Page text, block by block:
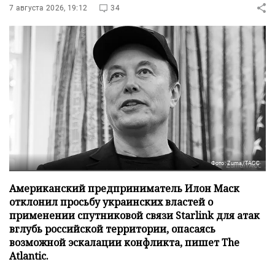
7 августа 2026, 19:12 34
Фото: Zuma/ТАСС
Американский предприниматель Илон Маск
отклонил просьбу украинских властей о
применении спутниковой связи Starlink для атак
вглубь российской территории, опасаясь
возможной эскалации конфликта, пишет The
Atlantic.